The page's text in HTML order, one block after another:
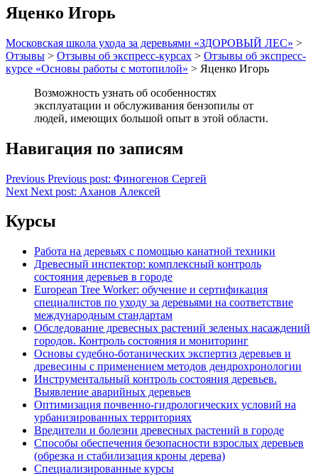
Яценко Игорь
Московская школа ухода за деревьями «ЗДОРОВЫЙ ЛЕС» >
Отзывы > Отзывы об экспресс-курсах > Отзывы об экспресс-
курсе «Основы работы с мотопилой» > Яценко Игорь
Возможность узнать об особенностях
эксплуатации и обслуживания бензопилы от
людей, имеющих большой опыт в этой области.
Навигация по записям
Previous Previous post: Финогенов Сергей
Next Next post: Аханов Алексей
Курсы
Работа на деревьях с помощью канатной техники
Древесный инспектор: комплексный контроль
состояния деревьев в городе
European Tree Worker: обучение и сертификация
специалистов по уходу за деревьями на соответствие
международным стандартам
Обследование древесных растений зеленых насаждений
городов. Контроль состояния и мониторинг
Основы судебно-ботанических экспертиз деревьев и
древесины с применением методов дендрохронологии
Инструментальный контроль состояния деревьев.
Выявление аварийных деревьев
Оптимизация почвенно-гидрологических условий на
урбанизированных территориях
Вредители и болезни древесных растений в городе
Способы обеспечения безопасности взрослых деревьев
(обрезка и стабилизация кроны дерева)
Специализированные курсы